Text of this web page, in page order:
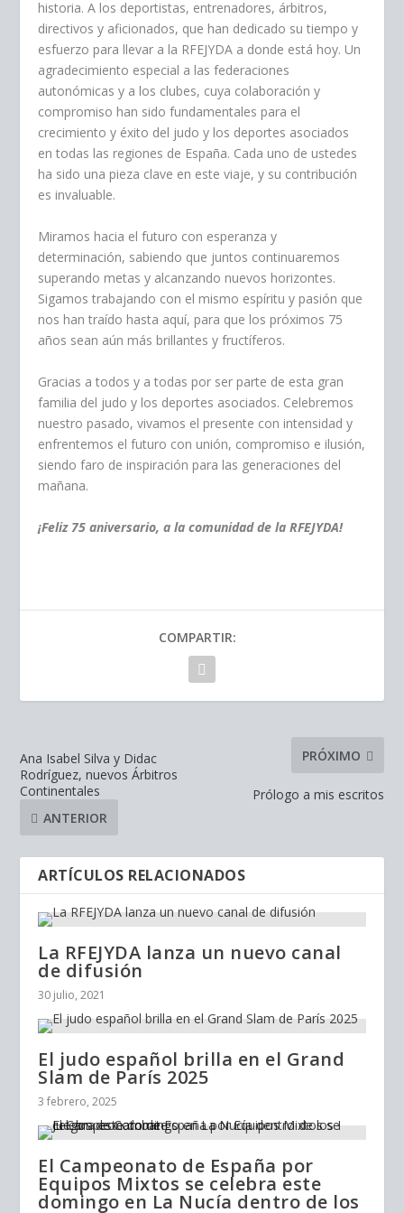
historia. A los deportistas, entrenadores, árbitros,
directivos y aficionados, que han dedicado su tiempo y
esfuerzo para llevar a la RFEJYDA a donde está hoy. Un
agradecimiento especial a las federaciones
autonómicas y a los clubes, cuya colaboración y
compromiso han sido fundamentales para el
crecimiento y éxito del judo y los deportes asociados
en todas las regiones de España. Cada uno de ustedes
ha sido una pieza clave en este viaje, y su contribución
es invaluable.
Miramos hacia el futuro con esperanza y
determinación, sabiendo que juntos continuaremos
superando metas y alcanzando nuevos horizontes.
Sigamos trabajando con el mismo espíritu y pasión que
nos han traído hasta aquí, para que los próximos 75
años sean aún más brillantes y fructíferos.
Gracias a todos y a todas por ser parte de esta gran
familia del judo y los deportes asociados. Celebremos
nuestro pasado, vivamos el presente con intensidad y
enfrentemos el futuro con unión, compromiso e ilusión,
siendo faro de inspiración para las generaciones del
mañana.
¡Feliz 75 aniversario, a la comunidad de la RFEJYDA!
COMPARTIR:
Ana Isabel Silva y Didac
Rodríguez, nuevos Árbitros
Continentales
ANTERIOR
PRÓXIMO
Prólogo a mis escritos
ARTÍCULOS RELACIONADOS
La RFEJYDA lanza un nuevo canal
de difusión
30 julio, 2021
El judo español brilla en el Grand
Slam de París 2025
3 febrero, 2025
El Campeonato de España por
Equipos Mixtos se celebra este
domingo en La Nucía dentro de los